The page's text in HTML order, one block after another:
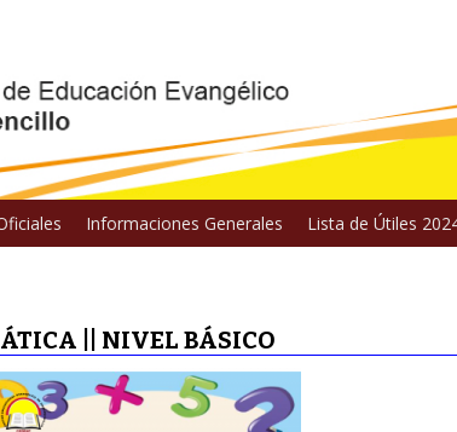
Informaciones Generales Lista de Útiles
|| NIVEL BÁSICO